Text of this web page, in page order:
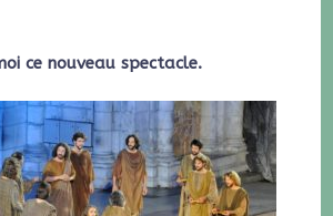
ce nouveau spectacle.